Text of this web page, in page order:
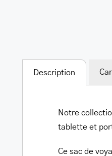
Description
Notre
tablette et
Ce sac de